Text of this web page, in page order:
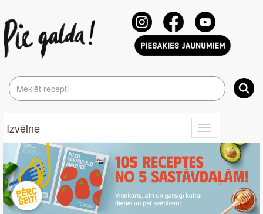
Toggle
navigation
Izvēlne